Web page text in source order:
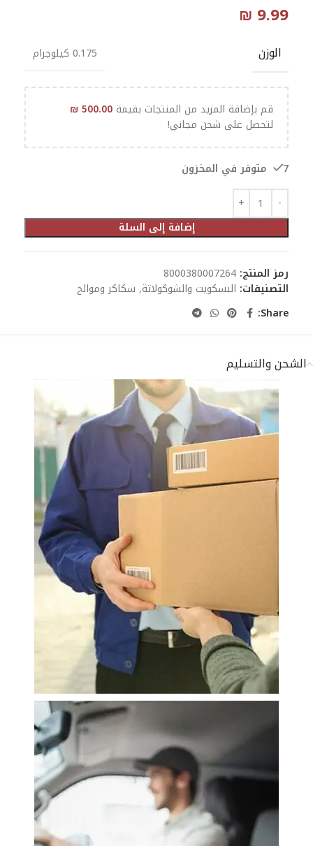
₪ 9.99
الوزن 0.175 كيلوجرام
قم بإضافة المزيد من المنتجات بقيمة ₪500.00
لتحصل على شحن مجاني!
7 متوفر في المخزون
إضافة إلى السلة
رمز المنتج: 8000380007264
التصنيفات: البسكويت والشوكولاتة, سكاكر وموالح
Share:
الشحن والتسليم